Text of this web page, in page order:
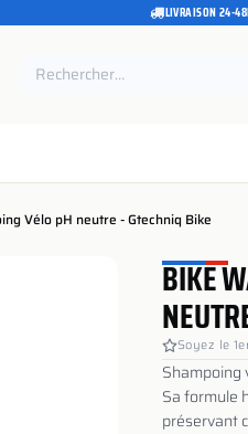
LIVRAISON 24-
Vélo pH neutre - Gtechniq Bike
BIKE
Soyez le
Shampoing
Sa formule
préservant